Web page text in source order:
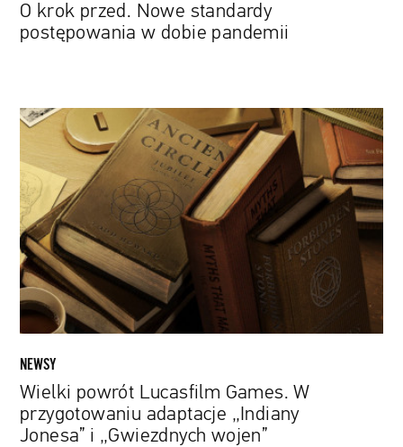
O krok przed. Nowe standardy
postępowania w dobie pandemii
Wielki
Lucasfilm
Games.
W
przygotowaniu
adaptacje
„Indiany
Jonesa”
„Gwiezdnych
wojen”
NEWSY
Wielki powrót Lucasfilm Games. W
przygotowaniu adaptacje „Indiany
Jonesa” i „Gwiezdnych wojen”